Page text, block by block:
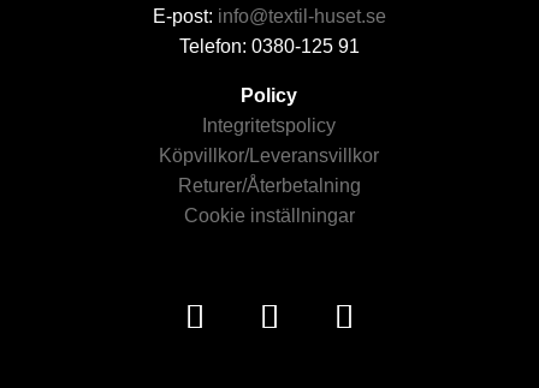
E-post: info@textil-huset.se
Telefon: 0380-125 91
Policy
Integritetspolicy
Köpvillkor/Leveransvillkor
Returer/Återbetalning
Cookie inställningar